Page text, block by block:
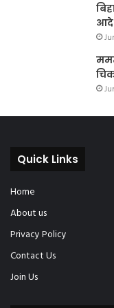
Quick Links
Home
About us
Privacy Policy
Contact Us
Join Us